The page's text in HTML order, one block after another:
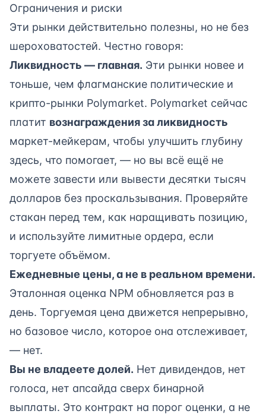
Ограничения и риски
Эти рынки действительно полезны, но не без
шероховатостей. Честно говоря:
Ликвидность — главная. Эти рынки новее и
тоньше, чем флагманские политические и
крипто-рынки Polymarket. Polymarket сейчас
платит вознаграждения за ликвидность
маркет-мейкерам, чтобы улучшить глубину
здесь, что помогает, — но вы всё ещё не
можете завести или вывести десятки тысяч
долларов без проскальзывания. Проверяйте
стакан перед тем, как наращивать позицию,
и используйте лимитные ордера, если
торгуете объёмом.
Ежедневные цены, а не в реальном времени.
Эталонная оценка NPM обновляется раз в
день. Торгуемая цена движется непрерывно,
но базовое число, которое она отслеживает,
— нет.
Вы не владеете долей. Нет дивидендов, нет
голоса, нет апсайда сверх бинарной
выплаты. Это контракт на порог оценки, а не